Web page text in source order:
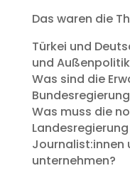
Das waren die
Türkei und
und Außenpolitik
Was sind die
Was muss die
Journalist:innen
unternehmen?